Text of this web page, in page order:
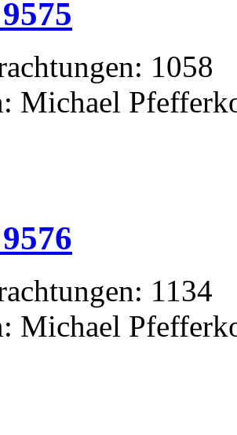
1058
Michael
1134
Michael